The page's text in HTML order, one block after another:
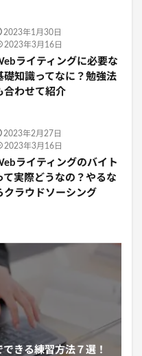
2023年1月30日
2023年3月16日
ライティングに必要な
礎知識ってなに？勉強法
合わせて紹介
2023年2月27日
2023年3月16日
ライティングのバイト
て実際どうなの？やるな
クラウドソーシング
きる練習方法７選！